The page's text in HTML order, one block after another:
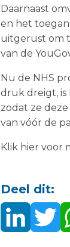
Daarnaast
en het
uitgerust om
van de
Nu de NHS
druk dreigt,
zodat ze
van vóór de
Klik hier voor
Deel dit: